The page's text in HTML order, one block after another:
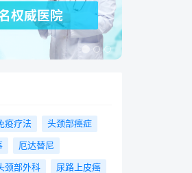
疫疗法 头颈部癌症
厄达替尼
颈部外科 尿路上皮癌